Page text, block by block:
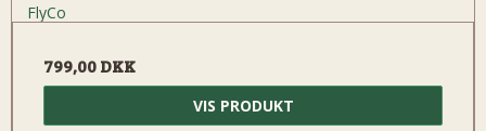
FlyCo
799,00 DKK
VIS PRODUKT